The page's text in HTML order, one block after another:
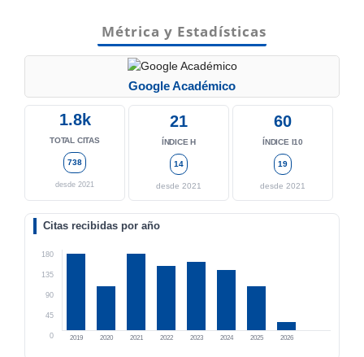
Métrica y Estadísticas
Google Académico
1.8k
TOTAL CITAS
738
desde 2021
21
ÍNDICE H
14
desde 2021
60
ÍNDICE I10
19
desde 2021
Citas recibidas por año
180
135
90
45
0 2019 2020 2021 2022 2023 2024 2025 2026